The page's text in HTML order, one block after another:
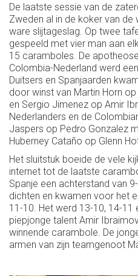
De laatste sessie van de
Zweden al in de koker van de
ware slijtageslag. Op twee
gespeeld met vier man aan
15 caramboles. De
Colombia-Nederland werd
Duitsers en Spanjaarden
door winst van Martin Horn
en Sergio Jimenez op Amir
Nederlanders en de
Jaspers op Pedro Gonzalez
Huberney Cataño op Glenn
Het sluitstuk boeide de vele
internet tot de laatste
Spanje een achterstand van
dichten en kwamen voor het
11-10. Het werd 13-10, 14-
piepjonge talent Amir
winnende carambole. De
armen van zijn teamgenoot